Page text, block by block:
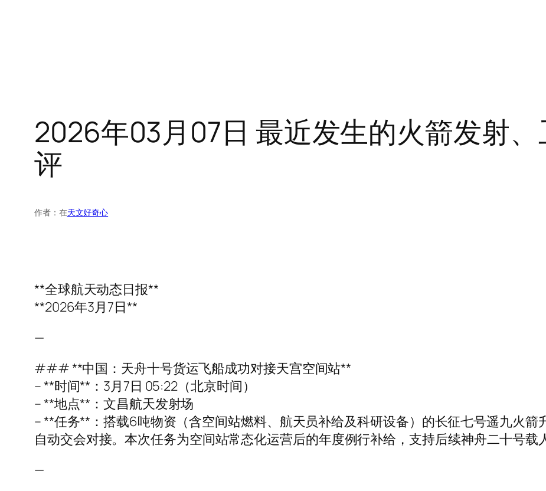
2026年03月07日 最近发生的火箭发射、
评
作者： 在天文好奇心
**全球航天动态日报**
**2026年3月7日**
—
### **中国：天舟十号货运飞船成功对接天宫空间站**
– **时间**：3月7日 05:22（北京时间）
– **地点**：文昌航天发射场
– **任务**：搭载6吨物资（含空间站燃料、航天员补给及科研设备）的长征七号遥九火
自动交会对接。本次任务为空间站常态化运营后的年度例行补给，支持后续神舟二十号载
—